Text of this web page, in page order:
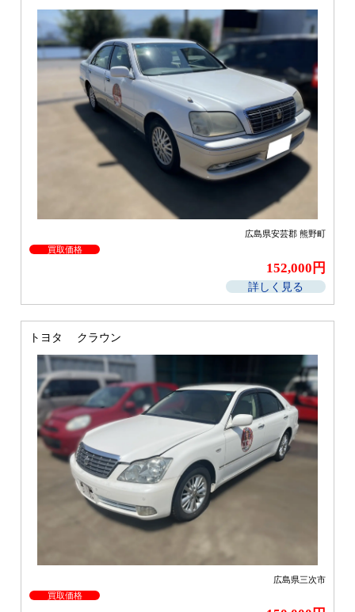
広島県安芸郡 熊野町
買取価格
152,000円
詳しく見る
トヨタ クラウン
広島県三次市
買取価格